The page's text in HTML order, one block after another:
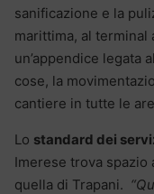
sanificazione e la
marittima, al terminal
un’appendice legata
cose, la
cantiere in tutte le
Lo standard dei
Imerese trova spazio
quella di Trapani.